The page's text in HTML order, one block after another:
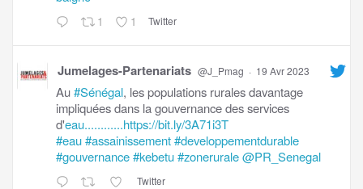
1 1 Twitter
Jumelages-Partenariats @J_Pmag · 19 Avr 2023
Au#Sénégal, les populations rurales davantage
impliquées dans la gouvernance des services
d'eau............https://bit.ly/3A71i3T
#eau#assainissement#developpementdurable
#gouvernance#kebetu#zonerurale@PR_Senegal
Twitter